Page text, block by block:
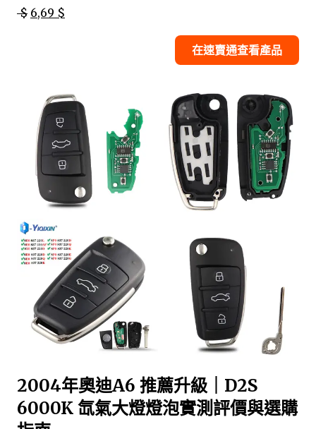
$ 6,69 $
在速賣通查看產品
2004年奧迪A6 推薦升級｜D2S
6000K 氙氣大燈燈泡實測評價與選購